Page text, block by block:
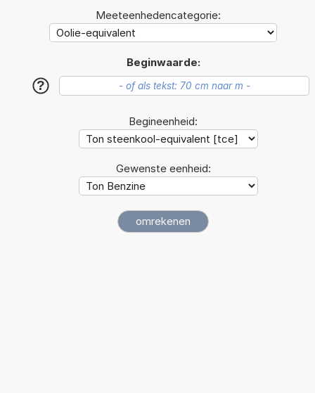
Meeteenhedencategorie:
Beginwaarde:
?
Begineenheid:
Gewenste eenheid: